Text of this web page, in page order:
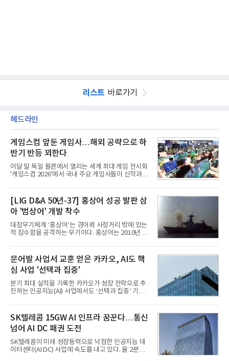
리스트 바로가기
헤드라인
게임스컴 앞둔 게임사…해외 공략으로 하
반기 반등 꾀한다
이달 말 독일 쾰른에서 열리는 세계 최대 게임 전시회
'게임스컴 2026'에서 국내 주요 게임사들이 신작과 글
체별로 엇갈린 가운데 하반기 신작 흥행과 해외 시장
성과가 실적을 좌우할 핵심 변수로 떠오르고 있다.8일
업계에 따르면 올해 상반기 게임업계는 기업별 성적
표가 크게 갈렸다. 대표적으로 크래프톤은 'PUBG: 배
틀그라운드'의 안정적인 성장에 힘입어 상반기 연결
기준 매출 2조6616억원, 영업이익 9725억원으로 역
대 최대 실적을 기록했다. 엔씨도 올해 출시한 '아이온
동기 대
[LIG D&A 50년-37] 홍상어 성공 발판 삼
아 '범상어' 개발 착수
대잠무기체계 ‘홍상어’는 경어뢰 사정거리 밖에 있는
적 잠수함을 공격하는 무기이다. 홍상어는 2010년 넥
이뤄졌다. 이후 2012년 한국형 구축함(KDX-1) 이상
의 함정에 실전 배치됐다.그해 7월 해군은 동해상에서
성능 검증을 위해 홍상어 시험발사를 실시했다. 이때
홍상어가 목표 지점에서 입수한 후 표적을 타격하지
못하고 물속에서 멈춰버리는 예상 밖의 일이 벌어졌
다. 2차 품질확인 사격 시험에서도 만족스러운 결과를
얻지 못했다. 완벽한 신뢰성 확보를 위해 LIG넥스원은
분야를
문어발 사업서 교훈 얻은 카카오, AI도 핵
심 사업 '선택과 집중'
분기 최대 실적을 기록한 카카오가 성장 전략으로 추
진하는 인공지능(AI) 사업에서도 ‘선택과 집중’ 기조
라 투자에 나서는 것과 달리, 카카오는 ‘카카오톡’이
라는 플랫폼 경쟁력을 활용한 AI 에이전트 서비스에
집중하는 전략이다. 과거 무리한 사업 확장 과정에서
겪었던 시행착오를 되풀이하지 않고 핵심 역량에 집
중하겠다는 취지로 풀이된다.7일 업계에 따르면 카카
오는 올해 2분기 연결 기준 매출 2조985억원, 영업이
익 2770억원을 기록했다. 전년 동기 대비 매출과 영업
SK텔레콤 15GW AI 인프라 꿈꾼다…통신
넘어 AI DC 패권 도전
SK텔레콤이 미래 성장동력으로 낙점한 인공지능 데
이터센터(AI DC) 사업에 속도를 내고 있다. 올 2분기